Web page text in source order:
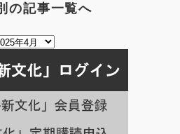
の記事一覧へ